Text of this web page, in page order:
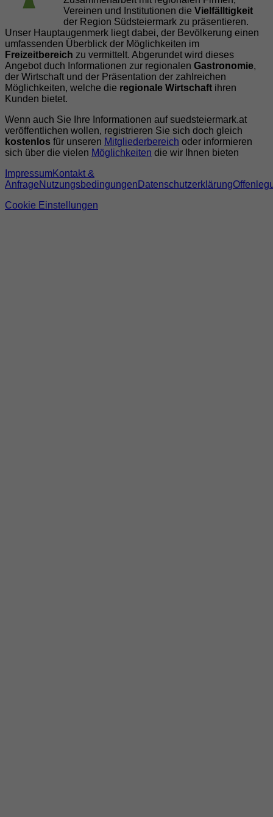
Vereinen und Institutionen die Vielfälltigkeit
der Region Südsteiermark zu präsentieren.
Unser Hauptaugenmerk liegt dabei, der Bevölkerung einen
umfassenden Überblick der Möglichkeiten im
Freizeitbereich zu vermittelt. Abgerundet wird dieses
Angebot duch Informationen zur regionalen Gastronomie,
der Wirtschaft und der Präsentation der zahlreichen
Möglichkeiten, welche die regionale Wirtschaft ihren
Kunden bietet.
Wenn auch Sie Ihre Informationen auf suedsteiermark.at
veröffentlichen wollen, registrieren Sie sich doch gleich
kostenlos für unseren Mitgliederbereich oder informieren
sich über die vielen Möglichkeiten die wir Ihnen bieten
ImpressumKontakt &
AnfrageNutzungsbedingungen Datenschutzerklärung
Cookie Einstellungen